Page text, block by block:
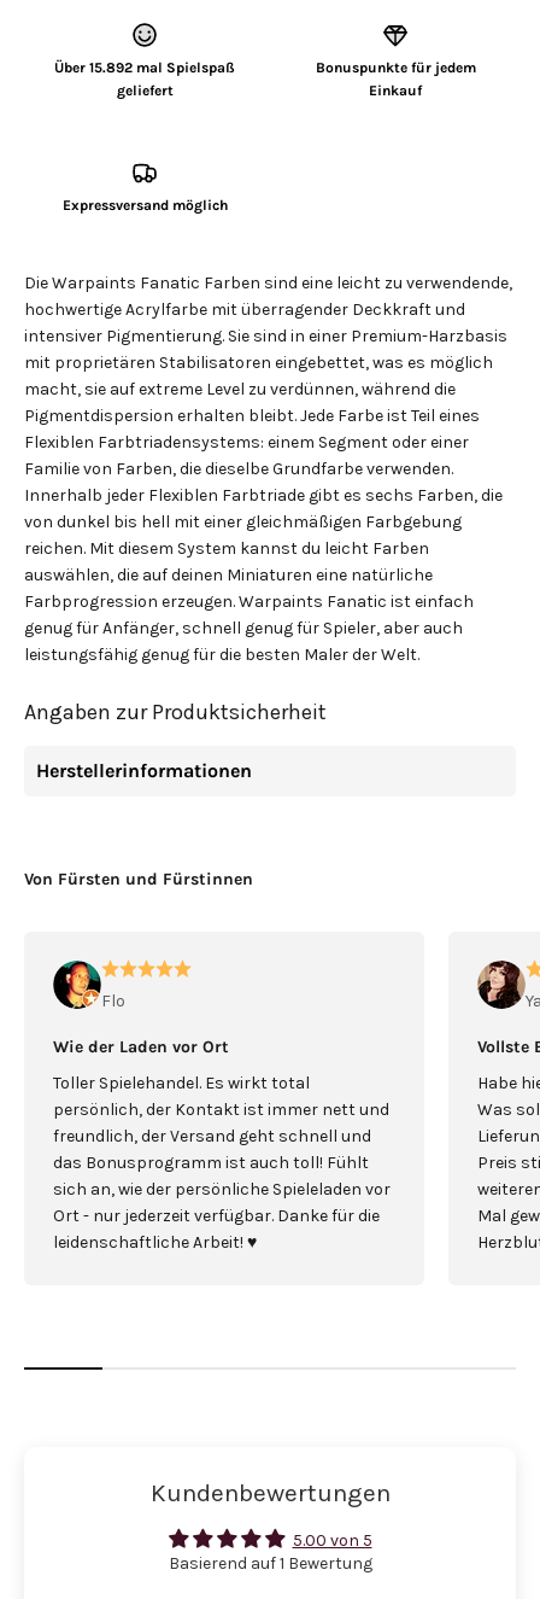
Über 15.892 mal Spielspaß
geliefert
Bonuspunkte für jedem
Einkauf
Expressversand möglich
Die Warpaints Fanatic Farben sind eine leicht zu verwendende,
hochwertige Acrylfarbe mit überragender Deckkraft und
intensiver Pigmentierung. Sie sind in einer Premium-Harzbasis
mit proprietären Stabilisatoren eingebettet, was es möglich
macht, sie auf extreme Level zu verdünnen, während die
Pigmentdispersion erhalten bleibt. Jede Farbe ist Teil eines
Flexiblen Farbtriadensystems: einem Segment oder einer
Familie von Farben, die dieselbe Grundfarbe verwenden.
Innerhalb jeder Flexiblen Farbtriade gibt es sechs Farben, die
von dunkel bis hell mit einer gleichmäßigen Farbgebung
reichen. Mit diesem System kannst du leicht Farben
auswählen, die auf deinen Miniaturen eine natürliche
Farbprogression erzeugen. Warpaints Fanatic ist einfach
genug für Anfänger, schnell genug für Spieler, aber auch
leistungsfähig genug für die besten Maler der Welt.
Angaben zur Produktsicherheit
Herstellerinformationen
Von Fürsten und Fürstinnen
Flo
Wie der Laden vor Ort
Toller Spielehandel. Es wirkt total
persönlich, der Kontakt ist immer nett und
freundlich, der Versand geht schnell und
das Bonusprogramm ist auch toll! Fühlt
sich an, wie der persönliche Spieleladen vor
Ort - nur jederzeit verfügbar. Danke für die
leidenschaftliche Arbeit! ♥️
Vollste
Habe
Was
Preis
Mal
Kundenbewertungen
5.00 von 5
Basierend auf 1 Bewertung